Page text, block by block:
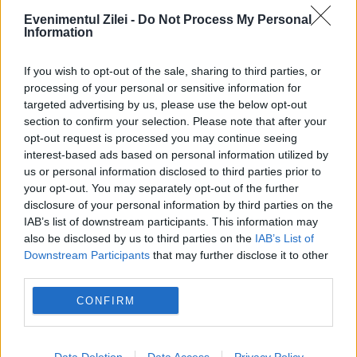
Evenimentul Zilei - Do Not Process My Personal
Information
If you wish to opt-out of the sale, sharing to third parties, or
processing of your personal or sensitive information for
targeted advertising by us, please use the below opt-out
section to confirm your selection. Please note that after your
opt-out request is processed you may continue seeing
interest-based ads based on personal information utilized by
us or personal information disclosed to third parties prior to
your opt-out. You may separately opt-out of the further
disclosure of your personal information by third parties on the
IAB’s list of downstream participants. This information may
also be disclosed by us to third parties on the IAB’s List of
Downstream Participants that may further disclose it to other
CONFIRM
germania olanda uniunea europeana